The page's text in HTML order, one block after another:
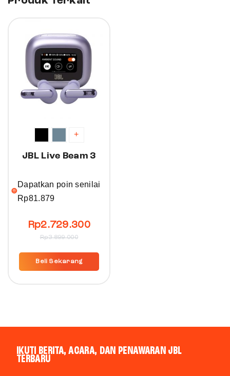
+
JBL Live Beam 3
Dapatkan poin senilai
Rp81.879
Rp2.729.300
Rp3.899.000
Beli Sekarang
IKUTI BERITA, ACARA, DAN PENAWARAN JBL
TERBARU